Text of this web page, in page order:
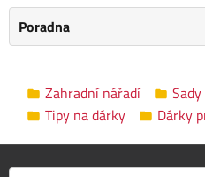
boxem pro vše potřebné v péči
Kryt boxu lze využít jako
Nože nůžek vyrobeny z
Poradna
Zahradní nářadí
Tipy na dárky
Dárky